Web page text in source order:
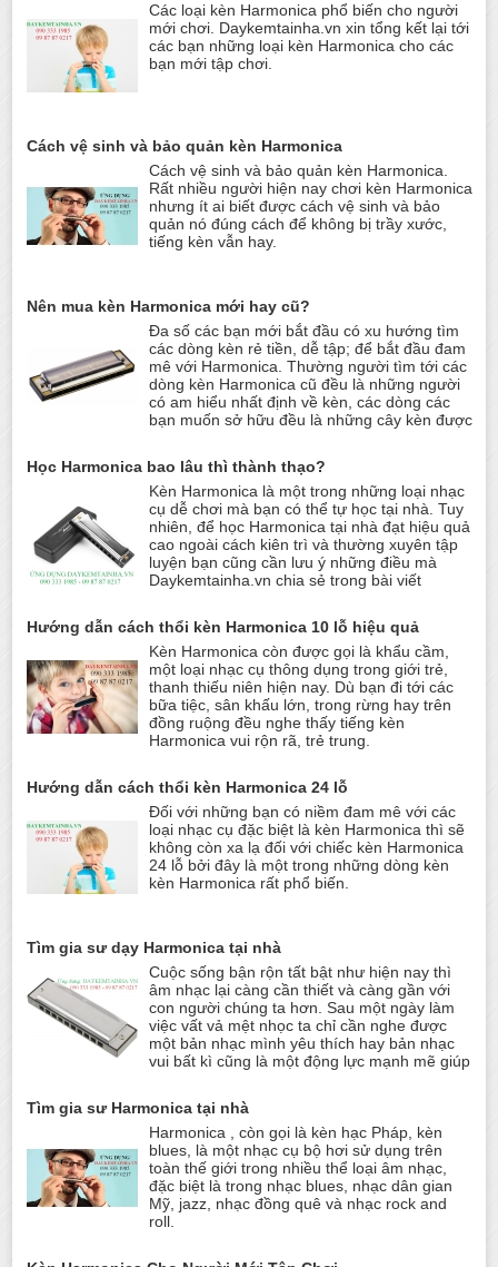
Các loại kèn Harmonica phổ biến cho người
mới chơi. Daykemtainha.vn xin tổng kết lại tới
các bạn những loại kèn Harmonica cho các
bạn mới tập chơi.
Cách vệ sinh và bảo quản kèn Harmonica
Cách vệ sinh và bảo quản kèn Harmonica.
Rất nhiều người hiện nay chơi kèn Harmonica
nhưng ít ai biết được cách vệ sinh và bảo
quản nó đúng cách để không bị trầy xước,
tiếng kèn vẫn hay.
Nên mua kèn Harmonica mới hay cũ?
Đa số các bạn mới bắt đầu có xu hướng tìm
các dòng kèn rẻ tiền, dễ tập; để bắt đầu đam
mê với Harmonica. Thường người tìm tới các
dòng kèn Harmonica cũ đều là những người
có am hiểu nhất định về kèn, các dòng các
bạn muốn sở hữu đều là những cây kèn được
Học Harmonica bao lâu thì thành thạo?
Kèn Harmonica là một trong những loại nhạc
cụ dễ chơi mà bạn có thể tự học tại nhà. Tuy
nhiên, để học Harmonica tại nhà đạt hiệu quả
cao ngoài cách kiên trì và thường xuyên tập
luyện bạn cũng cần lưu ý những điều mà
Daykemtainha.vn chia sẻ trong bài viết
Hướng dẫn cách thổi kèn Harmonica 10 lỗ hiệu quả
Kèn Harmonica còn được gọi là khẩu cầm,
một loại nhạc cụ thông dụng trong giới trẻ,
thanh thiếu niên hiện nay. Dù bạn đi tới các
bữa tiệc, sân khấu lớn, trong rừng hay trên
đồng ruộng đều nghe thấy tiếng kèn
Harmonica vui rộn rã, trẻ trung.
Hướng dẫn cách thổi kèn Harmonica 24 lỗ
Đối với những bạn có niềm đam mê với các
loại nhạc cụ đặc biệt là kèn Harmonica thì sẽ
không còn xa lạ đối với chiếc kèn Harmonica
24 lỗ bởi đây là một trong những dòng kèn
kèn Harmonica rất phổ biến.
Tìm gia sư dạy Harmonica tại nhà
Cuộc sống bận rộn tất bật như hiện nay thì
âm nhạc lại càng cần thiết và càng gần với
con người chúng ta hơn. Sau một ngày làm
việc vất vả mệt nhọc ta chỉ cần nghe được
một bản nhạc mình yêu thích hay bản nhạc
vui bất kì cũng là một động lực mạnh mẽ giúp
Tìm gia sư Harmonica tại nhà
Harmonica , còn gọi là kèn hạc Pháp, kèn
blues, là một nhạc cụ bộ hơi sử dụng trên
toàn thế giới trong nhiều thể loại âm nhạc,
đặc biệt là trong nhạc blues, nhạc dân gian
Mỹ, jazz, nhạc đồng quê và nhạc rock and
roll.